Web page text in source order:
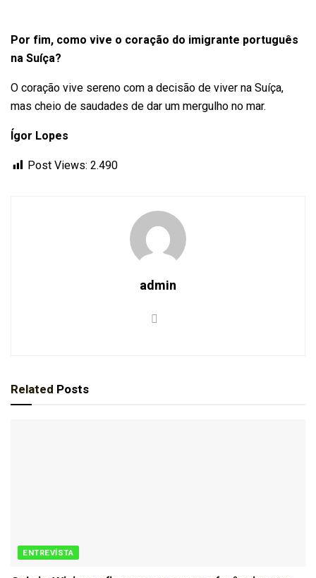
Por fim, como vive o coração do imigrante português
na Suíça?
O coração vive sereno com a decisão de viver na Suíça,
mas cheio de saudades de dar um mergulho no mar.
Ígor Lopes
Post Views: 2.490
admin
Related Posts
ENTREVISTA